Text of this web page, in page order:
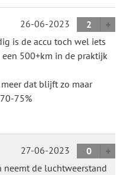
26-06-2023
2
is de accu toch wel iets
500+km in de praktijk
dat blijft zo maar
75%
27-06-2023
0
de luchtweerstand